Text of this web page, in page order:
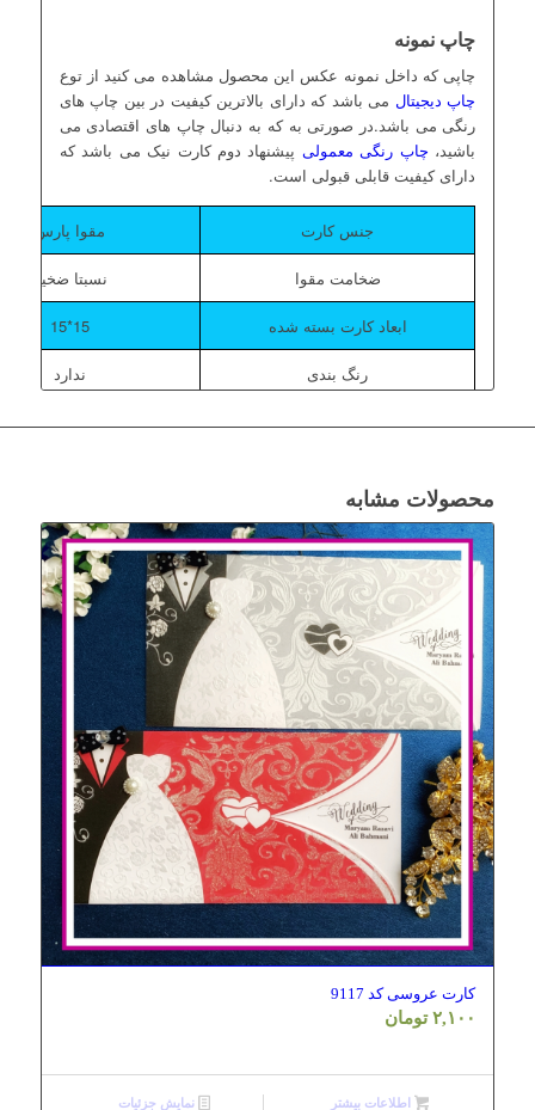
چاپ نمونه
چاپی که داخل نمونه عکس این محصول مشاهده می کنید از توع
چاپ دیجیتال می باشد که دارای بالاترین کیفیت در بین چاپ های
رنگی می باشد.در صورتی به که به دنبال چاپ های اقتصادی می
باشید، چاپ رنگی معمولی پیشنهاد دوم کارت نیک می باشد که
دارای کیفیت قابلی قبولی است.
جنس کارت مقوا پارس
ضخامت مقوا نسبتا ضخیم
ابعاد کارت بسته شده 15*15
رنگ بندی ندارد
محصولات مشابه
کارت عروسی کد 9117
۲,۱۰۰ تومان
اطلاعات بیشتر نمایش جزئیات